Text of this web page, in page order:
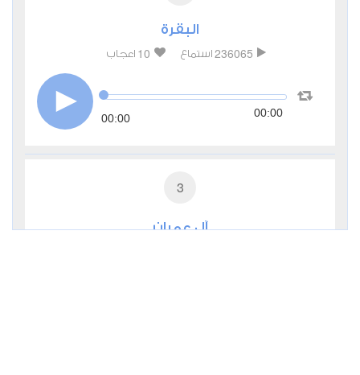
البقرة
236065 استماع 10 اعجاب
00:00 00:00
3
آل عمران